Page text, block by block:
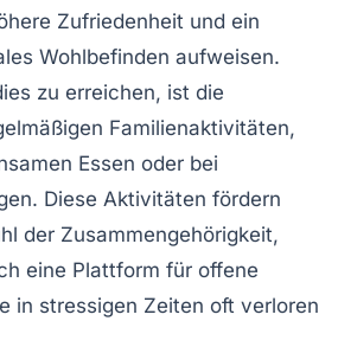
Zufriedenheit und ein
Wohlbefinden aufweisen.
zu erreichen, ist die
Familienaktivitäten,
Essen oder bei
Diese Aktivitäten fördern
der Zusammengehörigkeit,
eine Plattform für offene
in stressigen Zeiten oft verloren